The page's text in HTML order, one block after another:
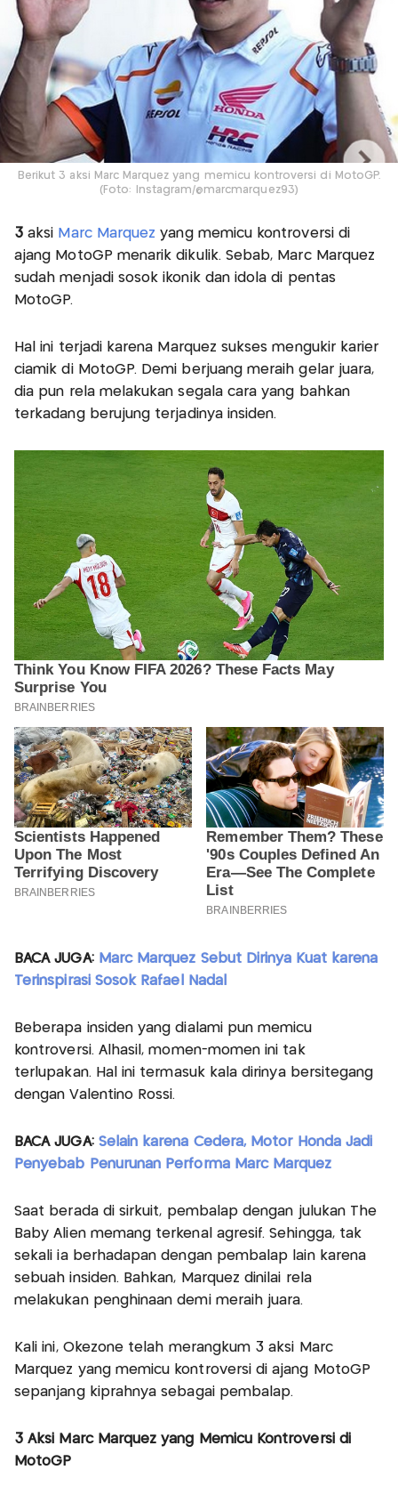
Berikut 3 aksi Marc Marquez yang memicu kontroversi di MotoGP.
(Foto: Instagram/@marcmarquez93)
3aksi Marc Marquezyang memicu kontroversi di
ajang MotoGP menarik dikulik. Sebab, Marc Marquez
sudah menjadi sosok ikonik dan idola di pentas
MotoGP.
Hal ini terjadi karena Marquez sukses mengukir karier
ciamik di MotoGP. Demi berjuang meraih gelar juara,
dia pun rela melakukan segala cara yang bahkan
terkadang berujung terjadinya insiden.
BACA JUGA: Marc Marquez Sebut Dirinya Kuat karena
Terinspirasi Sosok Rafael Nadal
Beberapa insiden yang dialami pun memicu
kontroversi. Alhasil, momen-momen ini tak
terlupakan. Hal ini termasuk kala dirinya bersitegang
dengan Valentino Rossi.
BACA JUGA: Selain karena Cedera, Motor Honda Jadi
Penyebab Penurunan Performa Marc Marquez
Saat berada di sirkuit, pembalap dengan julukan The
Baby Alien memang terkenal agresif. Sehingga, tak
sekali ia berhadapan dengan pembalap lain karena
sebuah insiden. Bahkan, Marquez dinilai rela
melakukan penghinaan demi meraih juara.
Kali ini, Okezone telah merangkum 3 aksi Marc
Marquez yang memicu kontroversi di ajang MotoGP
sepanjang kiprahnya sebagai pembalap.
3 Aksi Marc Marquez yang Memicu Kontroversi di
MotoGP